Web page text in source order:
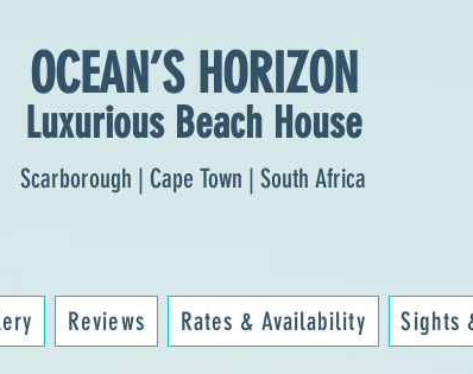
OCEAN’S HORIZON
Luxurious Beach House
Scarborough | Cape Town | South Africa
Reviews Rates & Availability Sights